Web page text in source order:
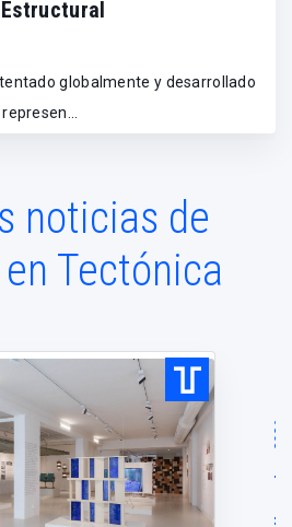
globalmente y desarrollado
noticias de
Tectónica
November, 2026